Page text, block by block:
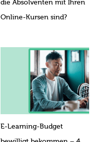
die Absolventen mit Ihren
Online-Kursen sind?
E-Learning-Budget